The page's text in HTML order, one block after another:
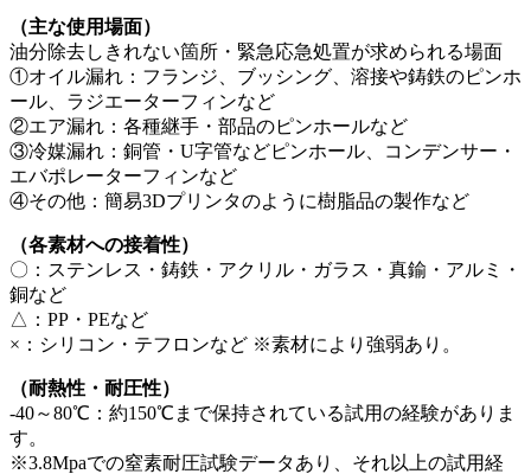
（主な使用場面）
油分除去しきれない箇所・緊急応急処置が求められる場面
①オイル漏れ：フランジ、ブッシング、溶接や鋳鉄のピンホ
ール、ラジエーターフィンなど
②エア漏れ：各種継手・部品のピンホールなど
③冷媒漏れ：銅管・U字管などピンホール、コンデンサー・
エバポレーターフィンなど
④その他：簡易3Dプリンタのように樹脂品の製作など
（各素材への接着性）
〇：ステンレス・鋳鉄・アクリル・ガラス・真鍮・アルミ・
銅など
△：PP・PEなど
×：シリコン・テフロンなど ※素材により強弱あり。
（耐熱性・耐圧性）
-40～80℃：約150℃まで保持されている試用の経験がありま
す。
※3.8Mpaでの窒素耐圧試験データあり、それ以上の試用経